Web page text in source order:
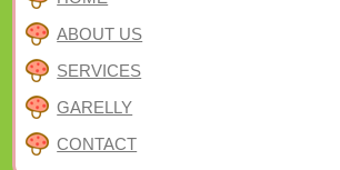
ABOUT US
SERVICES
GARELLY
CONTACT